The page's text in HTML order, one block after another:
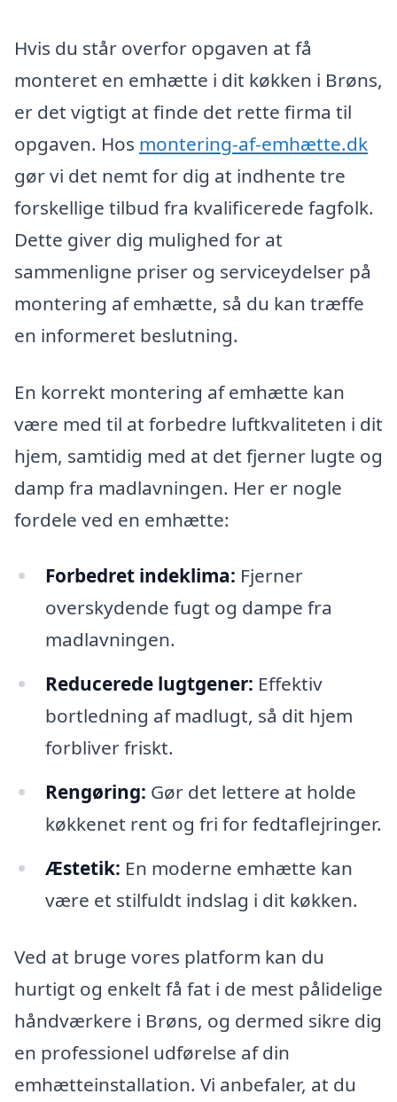
Hvis du står overfor opgaven at få
monteret en emhætte i dit køkken i Brøns,
er det vigtigt at finde det rette firma til
opgaven. Hos montering-af-emhætte.dk
gør vi det nemt for dig at indhente tre
forskellige tilbud fra kvalificerede fagfolk.
Dette giver dig mulighed for at
sammenligne priser og serviceydelser på
montering af emhætte, så du kan træffe
en informeret beslutning.
En korrekt montering af emhætte kan
være med til at forbedre luftkvaliteten i dit
hjem, samtidig med at det fjerner lugte og
damp fra madlavningen. Her er nogle
fordele ved en emhætte:
Forbedret indeklima: Fjerner
overskydende fugt og dampe fra
madlavningen.
Reducerede lugtgener: Effektiv
bortledning af madlugt, så dit hjem
forbliver friskt.
Rengøring: Gør det lettere at holde
køkkenet rent og fri for fedtaflejringer.
Æstetik: En moderne emhætte kan
være et stilfuldt indslag i dit køkken.
Ved at bruge vores platform kan du
hurtigt og enkelt få fat i de mest pålidelige
håndværkere i Brøns, og dermed sikre dig
en professionel udførelse af din
emhætteinstallation. Vi anbefaler, at du